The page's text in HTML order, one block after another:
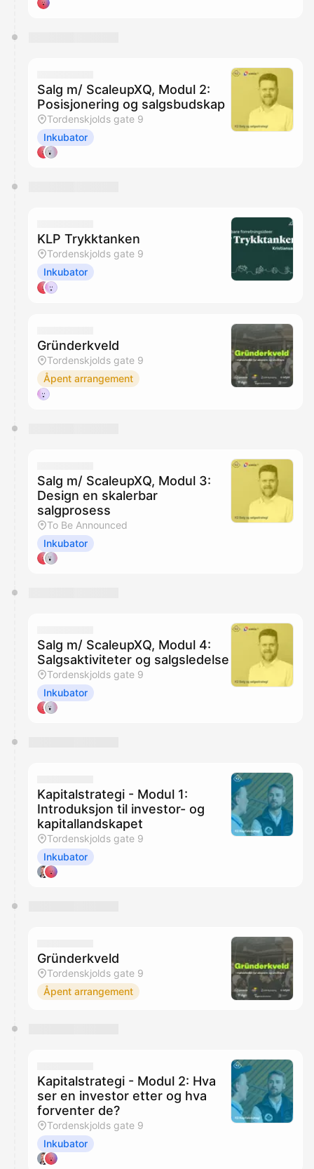
Salg m/ ScaleupXQ, Modul 2:
Posisjonering og salgsbudskap
Tordenskjolds gate 9
Inkubator
KLP Trykktanken
Tordenskjolds gate 9
Inkubator
Gründerkveld
Tordenskjolds gate 9
Åpent arrangement
Salg m/ ScaleupXQ, Modul 3:
Design en skalerbar
salgprosess
To Be Announced
Inkubator
Salg m/ ScaleupXQ, Modul 4:
Salgsaktiviteter og salgsledelse
Tordenskjolds gate 9
Inkubator
Kapitalstrategi - Modul 1:
Introduksjon til investor- og
kapitallandskapet
Tordenskjolds gate 9
Inkubator
Gründerkveld
Tordenskjolds gate 9
Åpent arrangement
Kapitalstrategi - Modul 2: Hva
ser en investor etter og hva
forventer de?
Tordenskjolds gate 9
Inkubator